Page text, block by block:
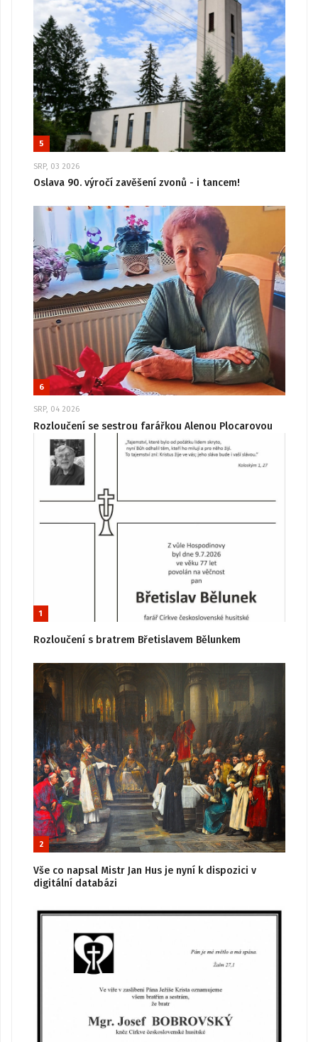
5
SRP, 03 2026
Oslava 90. výročí zavěšení zvonů - i tancem!
6
SRP, 04 2026
Rozloučení se sestrou farářkou Alenou Plocarovou
1
Rozloučení s bratrem Břetislavem Bělunkem
2
Vše co napsal Mistr Jan Hus je nyní k dispozici v
digitální databázi